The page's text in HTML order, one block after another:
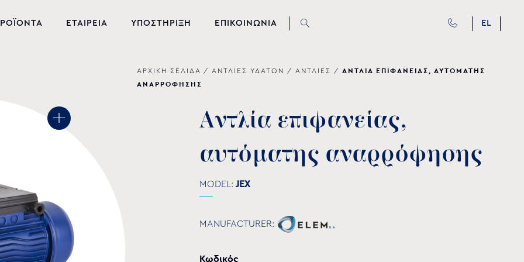
EL
PVC-U ΕΞΑΡΤΗΜΑΤΑ
ΑΝΤΛΙΕΣ ΥΔΑΤΩΝ
ΧΗΜΙΚΑ ΠΙΣΙΝΑΣ
ΕΤΑΙΡΕΙΑ ΥΠΟΣΤΗΡΙΞΗ ΕΠΙΚΟΙΝΩΝΙΑ
ΑΡΧΙΚΗ ΣΕΛΙΔΑ / ΑΝΤΛΙΕΣ ΥΔΑΤΩΝ / ΑΝΤΛΙΕΣ / ΑΝΤΛΙΑ ΕΠΙΦΑΝΕΙΑΣ, ΑΥΤΟΜΑΤΗΣ
ΑΝΑΡΡΟΦΗΣΗΣ
Αντλία επιφανείας,
αυτόματης αναρρόφησης
MODEL: JEX
MANUFACTURER:
Κωδικός